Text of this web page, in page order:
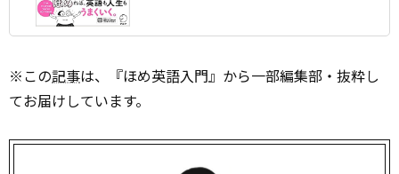
※この記事は、『ほめ英語入門』から一部編集部・抜粋し
てお届けしています。